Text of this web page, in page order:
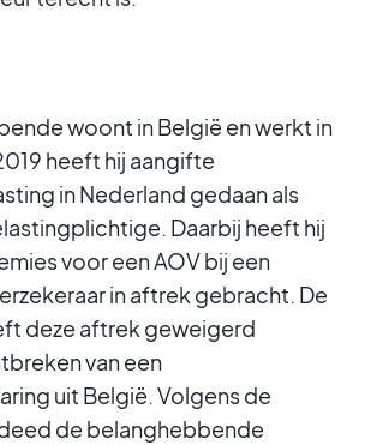
woont in België en werkt in
heeft hij aangifte
in Nederland gedaan als
Daarbij heeft hij
voor een AOV bij een
in aftrek gebracht. De
deze aftrek geweigerd
van een
uit België. Volgens de
de belanghebbende